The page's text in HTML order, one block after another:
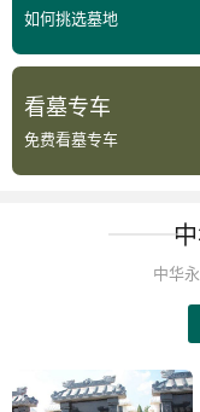
如何挑选墓地
看墓专车
免费看墓专车
中华